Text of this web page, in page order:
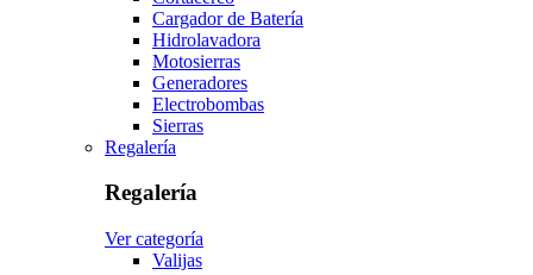
Cargador de Batería
Hidrolavadora
Motosierras
Generadores
Electrobombas
Sierras
Regalería
Regalería
Ver categoría
Valijas